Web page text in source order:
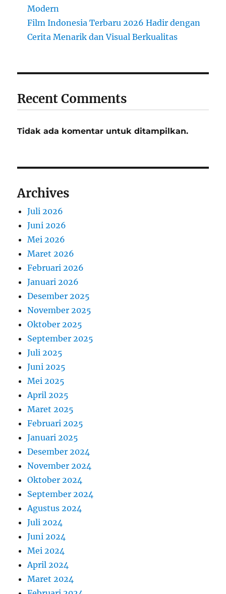
Modern
Film Indonesia Terbaru 2026 Hadir dengan
Cerita Menarik dan Visual Berkualitas
Recent Comments
Tidak ada komentar untuk ditampilkan.
Archives
Juli 2026
Juni 2026
Mei 2026
Maret 2026
Februari 2026
Januari 2026
Desember 2025
November 2025
Oktober 2025
September 2025
Juli 2025
Juni 2025
Mei 2025
April 2025
Maret 2025
Februari 2025
Januari 2025
Desember 2024
November 2024
Oktober 2024
September 2024
Agustus 2024
Juli 2024
Juni 2024
Mei 2024
April 2024
Maret 2024